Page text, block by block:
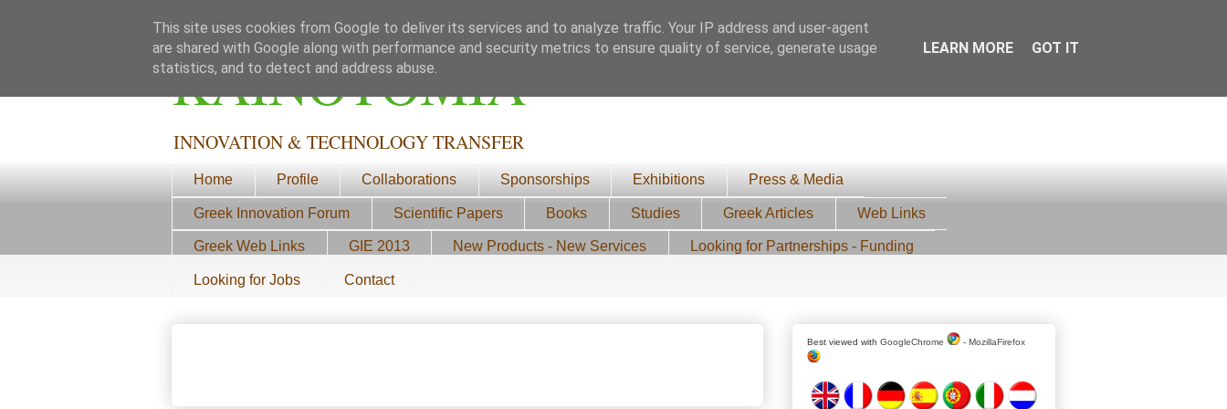
ΚΑΙΝΟΤΟΜΙΑ
INNOVATION & TECHNOLOGY TRANSFER
Home Profile Collaborations Sponsorships Exhibitions Press & Media
Greek Innovation Forum Scientific Papers Books Studies Greek Articles Web Links
Greek Web Links GIE 2013 New Products - New Services Looking for Partnerships - Funding
Looking for Jobs Contact
Best viewed with GoogleChrome - MozillaFirefox
This site uses cookies from Google to deliver its services and to analyze traffic. Your IP address and user-agent
are shared with Google along with performance and security metrics to ensure quality of service, generate usage
statistics, and to detect and address abuse.
LEARN MORE GOT IT